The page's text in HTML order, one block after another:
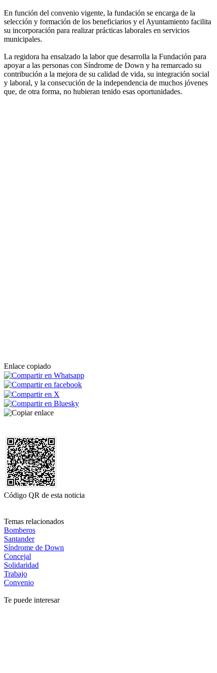
En función del convenio vigente, la fundación se encarga de la
selección y formación de los beneficiarios y el Ayuntamiento facilita
su incorporación para realizar prácticas laborales en servicios
municipales.
La regidora ha ensalzado la labor que desarrolla la Fundación para
apoyar a las personas con Síndrome de Down y ha remarcado su
contribución a la mejora de su calidad de vida, su integración social
y laboral, y la consecución de la independencia de muchos jóvenes
que, de otra forma, no hubieran tenido esas oportunidades.
Enlace copiado
Código QR de esta noticia
Temas relacionados
Bomberos
Santander
Síndrome de Down
Concejal
Solidaridad
Trabajo
Convenio
Te puede interesar